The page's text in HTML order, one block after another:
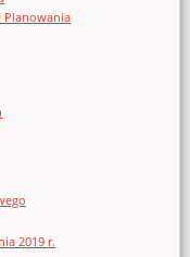
Planowania
2019 r.